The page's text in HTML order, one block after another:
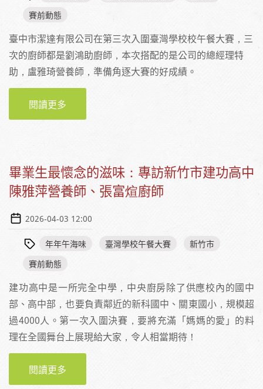
賽前動態
臺中市潔達有限公司在第三次入圍臺灣學校校午餐大賽，三
次的廚師都是劉鴻助廚師，本次搭配的是公司的總經理特
助，盧雅琦營養師，準備角逐大賽的好成績。
閱讀更多
永續海味——專訪臺中市潔達有限公司盧雅琦
畢業生最懷念的滋味：專訪新竹市建功高中
陳雅萍營養師、張富煊廚師
2026-04-03 12:00
年年午海味 臺灣學校午餐大賽
新竹市
賽前動態
建功高中是一所完全中學，中央廚房除了供應校內的國中
部、高中部，也要負責鄰近的新科國中、關東國小，規模超
過4000人。第一次入圍決賽，要將充滿「媽媽的愛」的料
理在全國舞台上展現給大家，令人相當期待！
閱讀更多
中陳雅萍營養師、張富煊廚師